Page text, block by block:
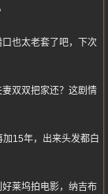
也太老套了吧，下次
双双把家还？这剧情
15年，出来头发都白
莱坞拍电影，纳吉布